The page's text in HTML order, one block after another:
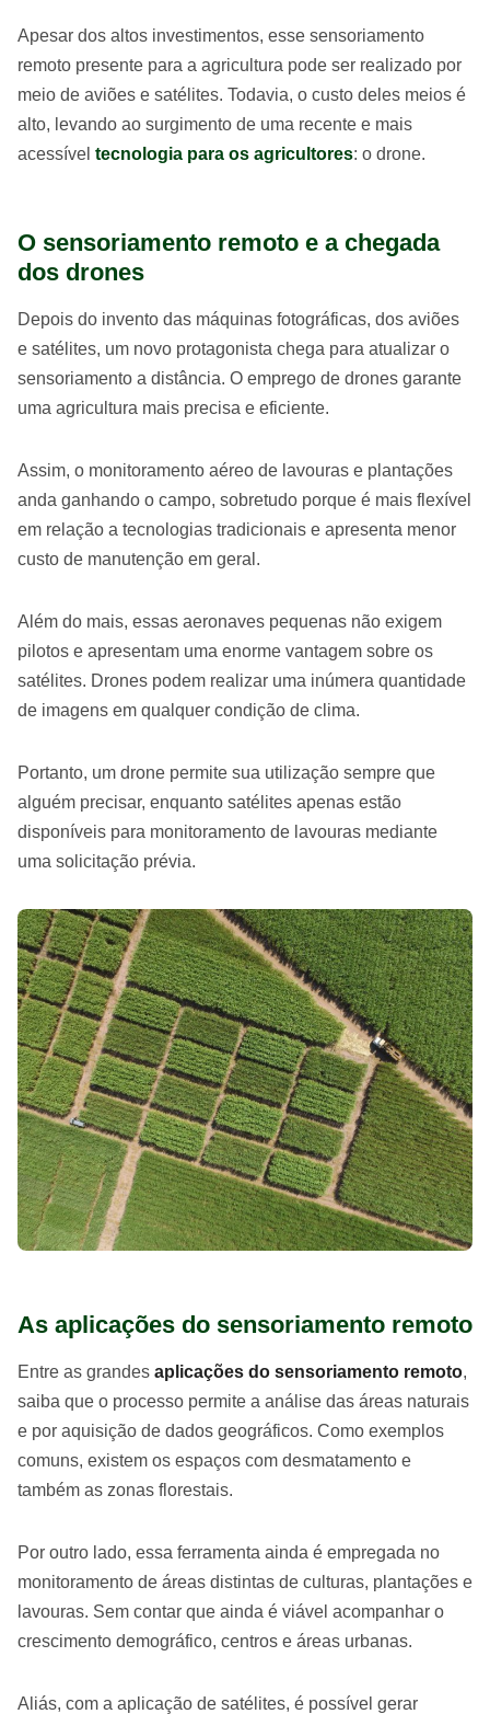
Apesar dos altos investimentos, esse sensoriamento
remoto presente para a agricultura pode ser realizado por
meio de aviões e satélites. Todavia, o custo deles meios é
alto, levando ao surgimento de uma recente e mais
acessível tecnologia para os agricultores: o drone.
O sensoriamento remoto e a chegada
dos drones
Depois do invento das máquinas fotográficas, dos aviões
e satélites, um novo protagonista chega para atualizar o
sensoriamento a distância. O emprego de drones garante
uma agricultura mais precisa e eficiente.
Assim, o monitoramento aéreo de lavouras e plantações
anda ganhando o campo, sobretudo porque é mais flexível
em relação a tecnologias tradicionais e apresenta menor
custo de manutenção em geral.
Além do mais, essas aeronaves pequenas não exigem
pilotos e apresentam uma enorme vantagem sobre os
satélites. Drones podem realizar uma inúmera quantidade
de imagens em qualquer condição de clima.
Portanto, um drone permite sua utilização sempre que
alguém precisar, enquanto satélites apenas estão
disponíveis para monitoramento de lavouras mediante
uma solicitação prévia.
As aplicações do sensoriamento remoto
Entre as grandes aplicações do sensoriamento remoto,
saiba que o processo permite a análise das áreas naturais
e por aquisição de dados geográficos. Como exemplos
comuns, existem os espaços com desmatamento e
também as zonas florestais.
Por outro lado, essa ferramenta ainda é empregada no
monitoramento de áreas distintas de culturas, plantações e
lavouras. Sem contar que ainda é viável acompanhar o
crescimento demográfico, centros e áreas urbanas.
Aliás, com a aplicação de satélites, é possível gerar